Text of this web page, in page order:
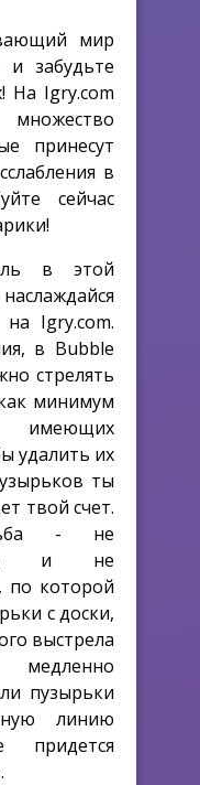
мир
забудьте
На Igry.com
принесут
в
сейчас
в этой
Igry.com.
в Bubble
стрелять
минимум
удалить их
ты
твой счет.
- не
и не
по которой
с доски,
выстрела
медленно
пузырьки
линию
придется